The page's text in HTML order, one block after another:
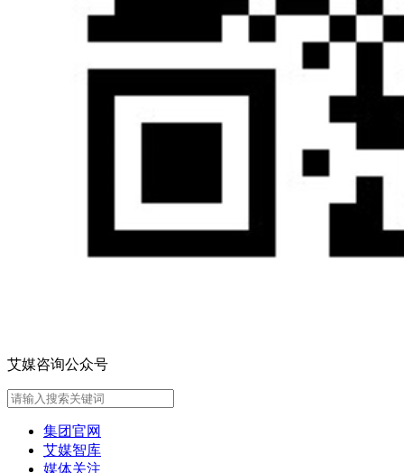
艾媒咨询公众号
集团官网
艾媒智库
媒体关注